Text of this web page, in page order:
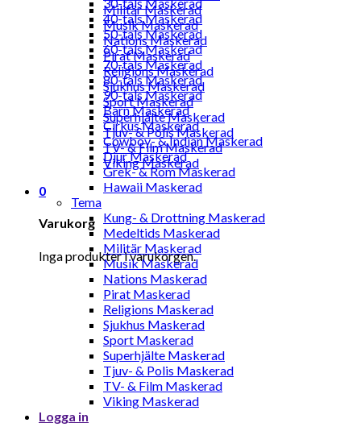
Militär Maskerad
Musik Maskerad
Nations Maskerad
Pirat Maskerad
Religions Maskerad
Sjukhus Maskerad
Sport Maskerad
Superhjälte Maskerad
Tjuv- & Polis Maskerad
TV- & Film Maskerad
Viking Maskerad
0
Varukorg
Inga produkter i varukorgen.
40-tals Maskerad
50-tals Maskerad
60-tals Maskerad
70-tals Maskerad
80-tals Maskerad
90-tals Maskerad
Barn Maskerad
Cirkus Maskerad
Cowboy- & Indian Maskerad
Djur Maskerad
Grek- & Rom Maskerad
Hawaii Maskerad
Tema
Kung- & Drottning Maskerad
Medeltids Maskerad
Militär Maskerad
Musik Maskerad
Nations Maskerad
Pirat Maskerad
Religions Maskerad
Sjukhus Maskerad
Sport Maskerad
Superhjälte Maskerad
Tjuv- & Polis Maskerad
TV- & Film Maskerad
Viking Maskerad
Logga in